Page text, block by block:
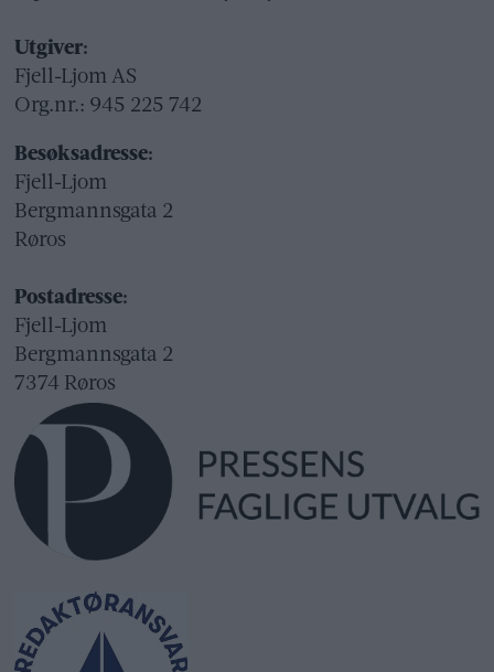
Utgiver:
Fjell-Ljom AS
Org.nr.: 945 225 742
Besøksadresse:
Fjell-Ljom
Bergmannsgata 2
Røros
Postadresse:
Fjell-Ljom
Bergmannsgata 2
7374 Røros